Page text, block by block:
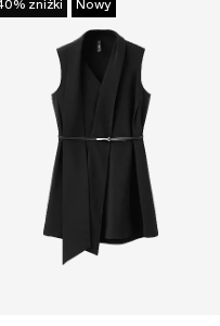
zniżki Nowy